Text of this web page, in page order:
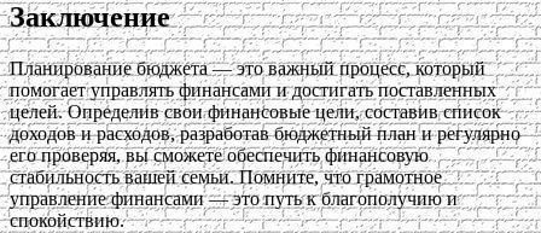
Заключение
Планирование бюджета — это важный процесс, который
помогает управлять финансами и достигать поставленных
целей. Определив свои финансовые цели, составив список
доходов и расходов, разработав бюджетный план и регулярно
его проверяя, вы сможете обеспечить финансовую
стабильность вашей семьи. Помните, что грамотное
управление финансами — это путь к благополучию и
спокойствию.